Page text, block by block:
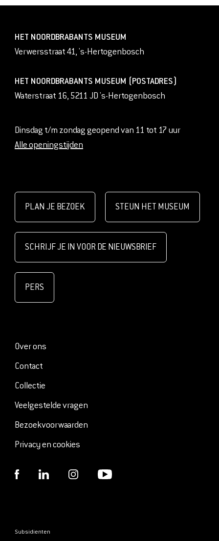
HET NOORDBRABANTS MUSEUM
Verwersstraat 41, 's-Hertogenbosch
HET NOORDBRABANTS MUSEUM (POSTADRES)
Waterstraat 16, 5211 JD 's-Hertogenbosch
Dinsdag t/m zondag geopend van 11 tot 17 uur
Alle openingstijden
PLAN JE BEZOEK STEUN HET MUSEUM
SCHRIJF JE IN VOOR DE NIEUWSBRIEF
PERS
Over ons
Contact
Collectie
Veelgestelde vragen
Bezoekvoorwaarden
Privacy en cookies
Subsidienten